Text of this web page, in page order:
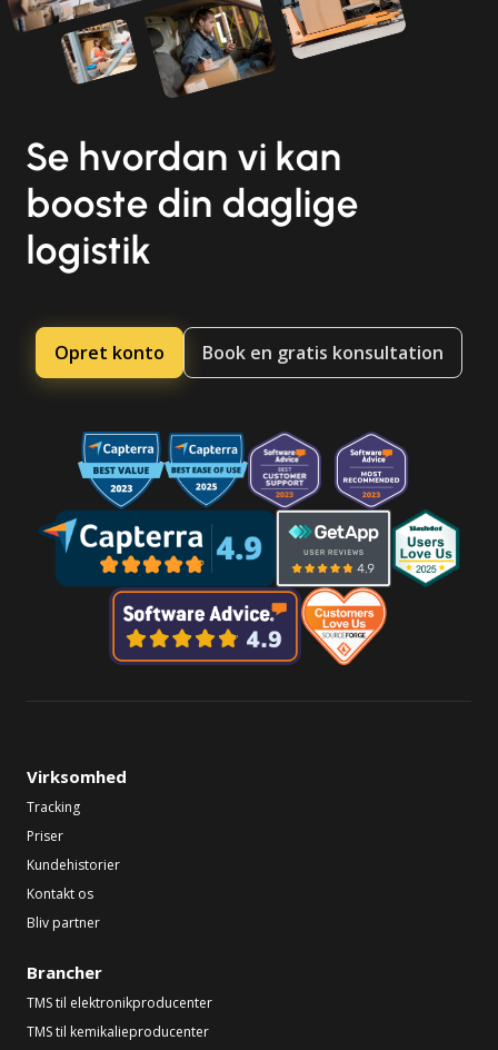
Se hvordan vi kan
booste din daglige
logistik
Opret konto Book en gratis konsultation
Virksomhed
Tracking
Priser
Kundehistorier
Kontakt os
Bliv partner
Brancher
TMS til elektronikproducenter
TMS til kemikalieproducenter